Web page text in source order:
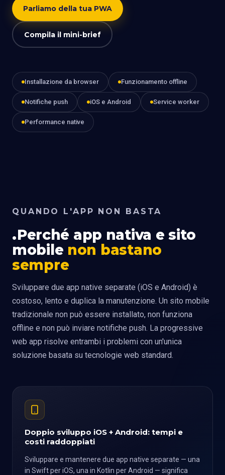
Parliamo della tua PWA
Compila il mini-brief
Installazione da browser Funzionamento offline
Notifiche push iOS e Android Service worker
Performance native
QUANDO L'APP NON BASTA
Perché app nativa e sito
mobile non bastano
sempre
Sviluppare due app native separate (iOS e Android) è
costoso, lento e duplica la manutenzione. Un sito mobile
tradizionale non può essere installato, non funziona
offline e non può inviare notifiche push. La progressive
web app risolve entrambi i problemi con un'unica
soluzione basata su tecnologie web standard.
Doppio sviluppo iOS + Android: tempi e
costi raddoppiati
Sviluppare e mantenere due app native separate — una
in Swift per iOS, una in Kotlin per Android — significa